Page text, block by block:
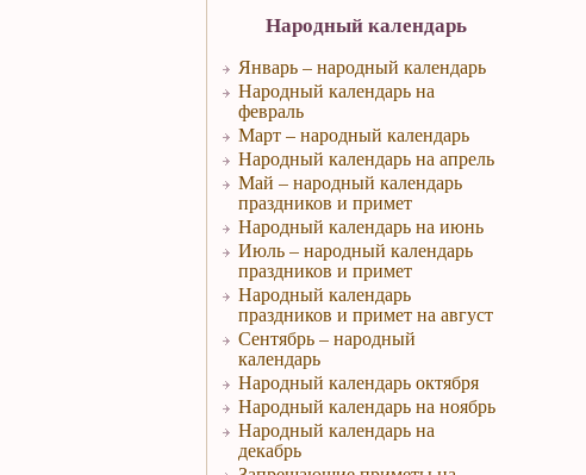
Народный календарь
Январь – народный календарь
Народный календарь на
февраль
Март – народный календарь
Народный календарь на апрель
Май – народный календарь
праздников и примет
Народный календарь на июнь
Июль – народный календарь
праздников и примет
Народный календарь
праздников и примет на август
Сентябрь – народный
календарь
Народный календарь октября
Народный календарь на ноябрь
Народный календарь на
декабрь